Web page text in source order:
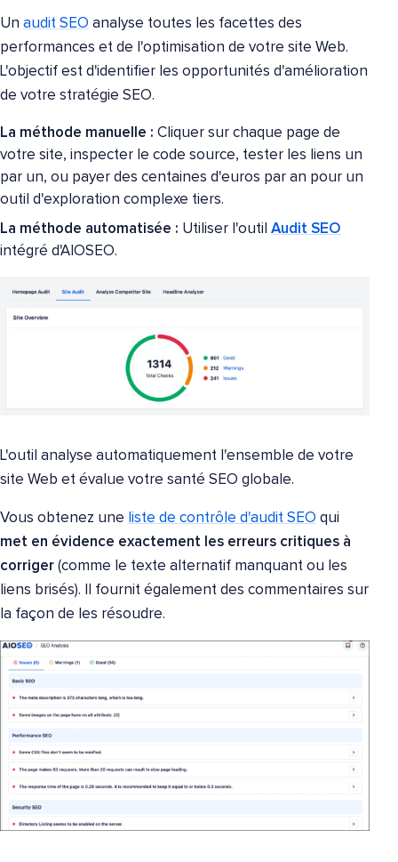
Un audit SEO analyse toutes les facettes des
performances et de l'optimisation de votre site Web.
L'objectif est d'identifier les opportunités d'amélioration
de votre stratégie SEO.
La méthode manuelle : Cliquer sur chaque page de
votre site, inspecter le code source, tester les liens un
par un, ou payer des centaines d'euros par an pour un
outil d'exploration complexe tiers.
La méthode automatisée : Utiliser l'outil Audit SEO
intégré d'AIOSEO.
L'outil analyse automatiquement l'ensemble de votre
site Web et évalue votre santé SEO globale.
Vous obtenez une liste de contrôle d'audit SEO qui
met en évidence exactement les erreurs critiques à
corriger (comme le texte alternatif manquant ou les
liens brisés). Il fournit également des commentaires sur
la façon de les résoudre.